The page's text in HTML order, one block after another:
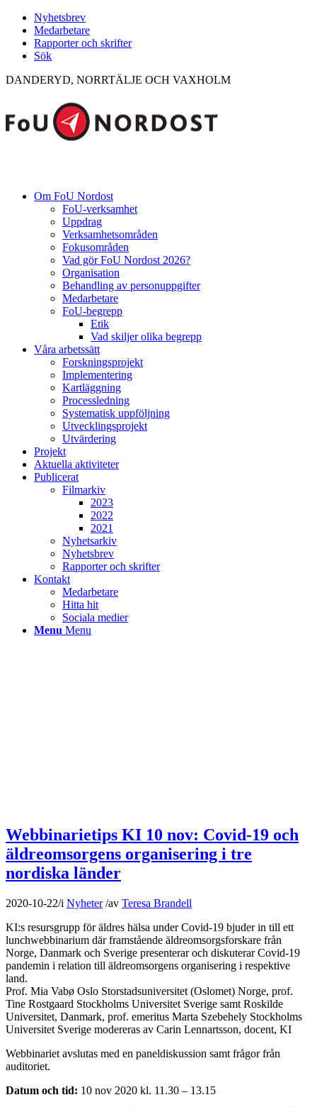
Nyhetsbrev
Medarbetare
Rapporter och skrifter
Sök
DANDERYD, NORRTÄLJE OCH VAXHOLM
Om FoU Nordost
FoU-verksamhet
Uppdrag
Verksamhetsområden
Fokusområden
Vad gör FoU Nordost 2026?
Organisation
Behandling av personuppgifter
Medarbetare
FoU-begrepp
Etik
Vad skiljer olika begrepp
Våra arbetssätt
Forskningsprojekt
Implementering
Kartläggning
Processledning
Systematisk uppföljning
Utvecklingsprojekt
Utvärdering
Projekt
Aktuella aktiviteter
Publicerat
Filmarkiv
2023
2022
2021
Nyhetsarkiv
Nyhetsbrev
Rapporter och skrifter
Kontakt
Medarbetare
Hitta hit
Sociala medier
Menu Menu
Webbinarietips KI 10 nov: Covid-19 och
äldreomsorgens organisering i tre
nordiska länder
2020-10-22/i Nyheter /av Teresa Brandell
KI:s resursgrupp för äldres hälsa under Covid-19 bjuder in till ett
lunchwebbinarium där framstående äldreomsorgsforskare från
Norge, Danmark och Sverige presenterar och diskuterar Covid-19
pandemin i relation till äldreomsorgens organisering i respektive
land.
Prof. Mia Vabø Oslo Storstadsuniversitet (Oslomet) Norge, prof.
Tine Rostgaard Stockholms Universitet Sverige samt Roskilde
Universitet, Danmark, prof. emeritus Marta Szebehely Stockholms
Universitet Sverige modereras av Carin Lennartsson, docent, KI
Webbinariet avslutas med en paneldiskussion samt frågor från
auditoriet.
Datum och tid: 10 nov 2020 kl. 11.30 – 13.15